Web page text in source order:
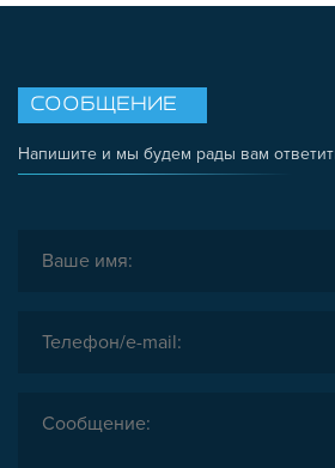
СООБЩЕНИЕ
Напишите и мы будем рады вам